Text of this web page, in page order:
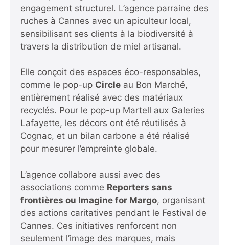
engagement structurel. L’agence parraine des
ruches à Cannes avec un apiculteur local,
sensibilisant ses clients à la biodiversité à
travers la distribution de miel artisanal.
Elle conçoit des espaces éco-responsables,
comme le pop-up Circle au Bon Marché,
entièrement réalisé avec des matériaux
recyclés. Pour le pop-up Martell aux Galeries
Lafayette, les décors ont été réutilisés à
Cognac, et un bilan carbone a été réalisé
pour mesurer l’empreinte globale.
L’agence collabore aussi avec des
associations comme Reporters sans
frontières ou Imagine for Margo, organisant
des actions caritatives pendant le Festival de
Cannes. Ces initiatives renforcent non
seulement l’image des marques, mais